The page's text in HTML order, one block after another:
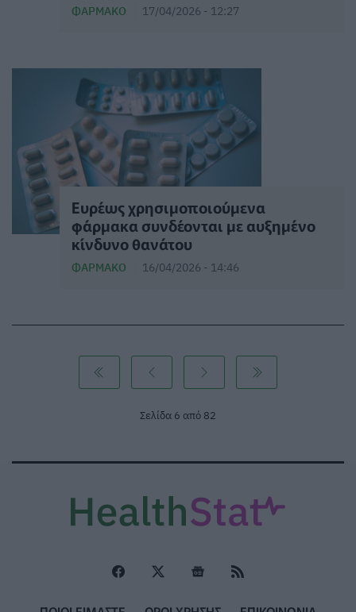
ΦΆΡΜΑΚΟ 17/04/2026 - 12:27
Ευρέως χρησιμοποιούμενα
φάρμακα συνδέονται με αυξημένο
κίνδυνο θανάτου
ΦΆΡΜΑΚΟ 16/04/2026 - 14:46
Σελίδα 6 από 82